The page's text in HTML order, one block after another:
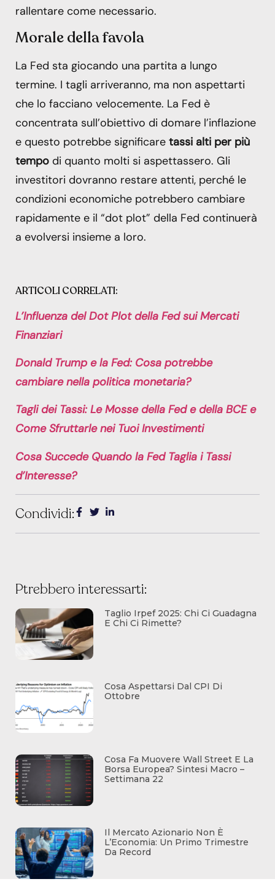
rallentare come necessario.
Morale della favola
La Fed sta giocando una partita a lungo
termine. I tagli arriveranno, ma non aspettarti
che lo facciano velocemente. La Fed è
concentrata sull’obiettivo di domare l’inflazione
e questo potrebbe significare tassi alti per più
tempo di quanto molti si aspettassero. Gli
investitori dovranno restare attenti, perché le
condizioni economiche potrebbero cambiare
rapidamente e il “dot plot” della Fed continuerà
a evolversi insieme a loro.
ARTICOLI CORRELATI:
L’Influenza del Dot Plot della Fed sui Mercati
Finanziari
Donald Trump e la Fed: Cosa potrebbe
cambiare nella politica monetaria?
Tagli dei Tassi: Le Mosse della Fed e della BCE e
Come Sfruttarle nei Tuoi Investimenti
Cosa Succede Quando la Fed Taglia i Tassi
d’Interesse?
Condividi:
Ptrebbero interessarti:
Taglio Irpef 2025: Chi Ci Guadagna
E Chi Ci Rimette?
Cosa Aspettarsi Dal CPI Di
Ottobre
Cosa Fa Muovere Wall Street E La
Borsa Europea? Sintesi Macro –
Settimana 22
Il Mercato Azionario Non È
L’Economia: Un Primo Trimestre
Da Record